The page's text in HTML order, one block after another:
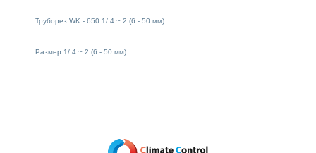
Труборез WK - 650 1/ 4 ~ 2 (6 - 50 мм)
Размер 1/ 4 ~ 2 (6 - 50 мм)